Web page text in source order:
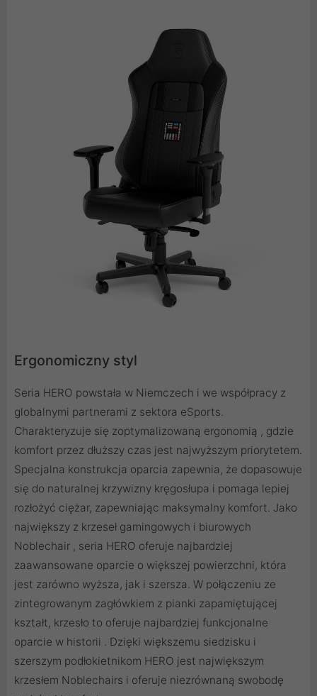
Ergonomiczny styl
Seria HERO powstała w Niemczech i we współpracy z
globalnymi partnerami z sektora eSports.
Charakteryzuje się zoptymalizowaną ergonomią , gdzie
komfort przez dłuższy czas jest najwyższym priorytetem.
Specjalna konstrukcja oparcia zapewnia, że ​​dopasowuje
się do naturalnej krzywizny kręgosłupa i pomaga lepiej
rozłożyć ciężar, zapewniając maksymalny komfort. Jako
największy z krzeseł gamingowych i biurowych
Noblechair , seria HERO oferuje najbardziej
zaawansowane oparcie o większej powierzchni, która
jest zarówno wyższa, jak i szersza. W połączeniu ze
zintegrowanym zagłówkiem z pianki zapamiętującej
kształt, krzesło to oferuje najbardziej funkcjonalne
oparcie w historii . Dzięki większemu siedzisku i
szerszym podłokietnikom HERO jest największym
krzesłem Noblechairs i oferuje niezrównaną swobodę